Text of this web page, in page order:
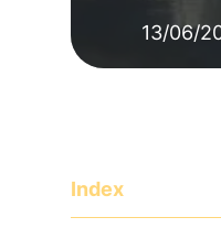
13/06/
Index